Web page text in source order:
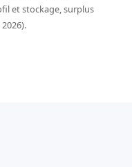
et stockage, surplus